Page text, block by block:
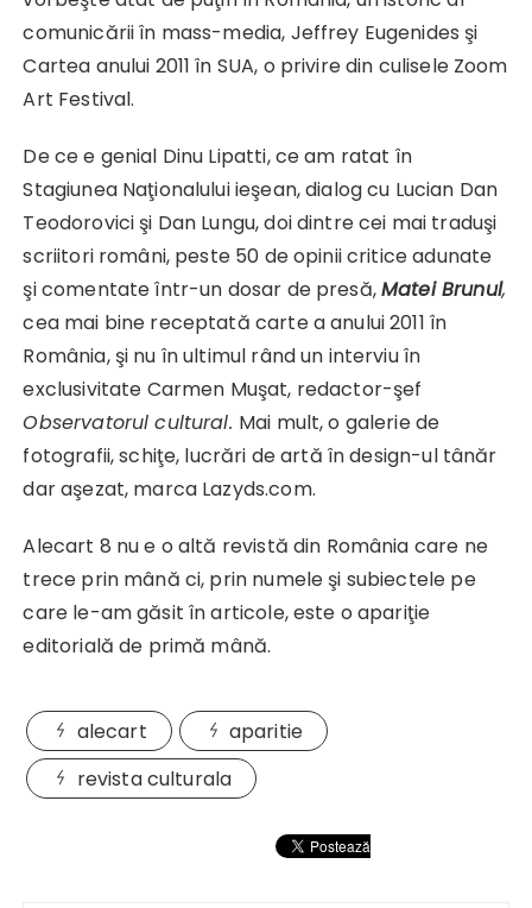
comunicării în mass-media, Jeffrey Eugenides şi
Cartea anului 2011 în SUA, o privire din culisele Zoom
Art Festival.
De ce e genial Dinu Lipatti, ce am ratat în
Stagiunea Naţionalului ieşean, dialog cu Lucian Dan
Teodorovici şi Dan Lungu, doi dintre cei mai traduşi
scriitori români, peste 50 de opinii critice adunate
şi comentate într-un dosar de presă,Matei Brunul,
cea mai bine receptată carte a anului 2011 în
România, şi nu în ultimul rând un interviu în
exclusivitate Carmen Muşat, redactor-şef
Observatorul cultural. Mai mult, o galerie de
fotografii, schiţe, lucrări de artă în design-ul tânăr
dar aşezat, marca Lazyds.com.
Alecart 8 nu e o altă revistă din România care ne
trece prin mână ci, prin numele şi subiectele pe
care le-am găsit în articole, este o apariţie
editorială de primă mână.
alecart
aparitie
revista culturala